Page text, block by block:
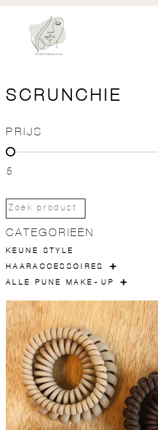
SCRUNCHIE
PRIJS
PRIJS
5
CATEGORIEËN
KEUNE STYLE
HAARACCESSOIRES
ALLE PUNE MAKE-UP